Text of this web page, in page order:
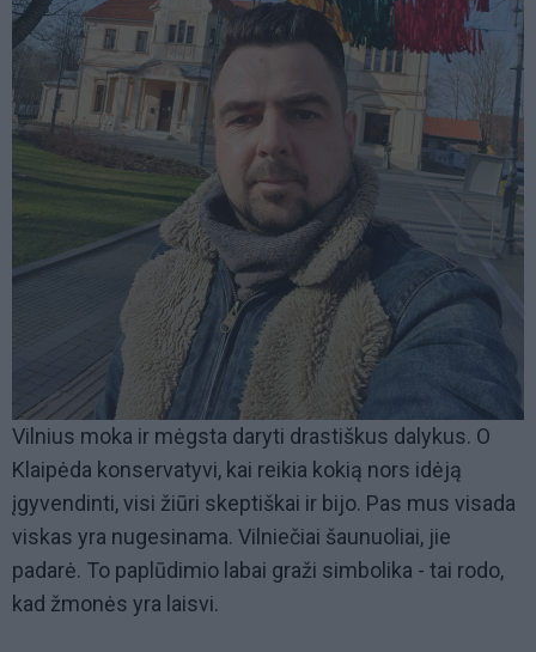
Vilnius moka ir mėgsta daryti drastiškus dalykus. O
Klaipėda konservatyvi, kai reikia kokią nors idėją
įgyvendinti, visi žiūri skeptiškai ir bijo. Pas mus visada
viskas yra nugesinama. Vilniečiai šaunuoliai, jie
padarė. To paplūdimio labai graži simbolika - tai rodo,
kad žmonės yra laisvi.